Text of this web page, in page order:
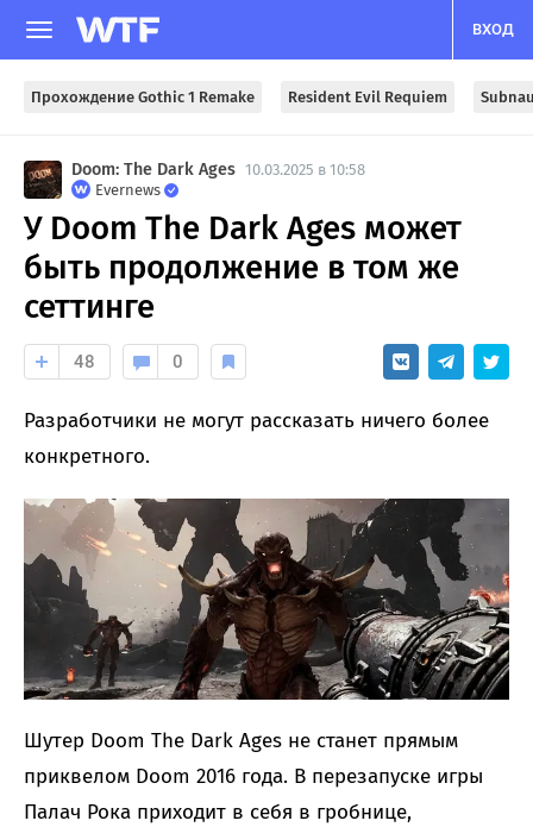
ВХОД
Прохождение Gothic 1 Remake Resident Evil Requiem
Doom: The Dark Ages 10.03.2025 в 10:58
Evernews
У Doom The Dark Ages может
быть продолжение в том же
сеттинге
48 0
Разработчики не могут рассказать ничего более
конкретного.
Шутер Doom The Dark Ages не станет прямым
приквелом Doom 2016 года. В перезапуске игры
Палач Рока приходит в себя в гробнице,